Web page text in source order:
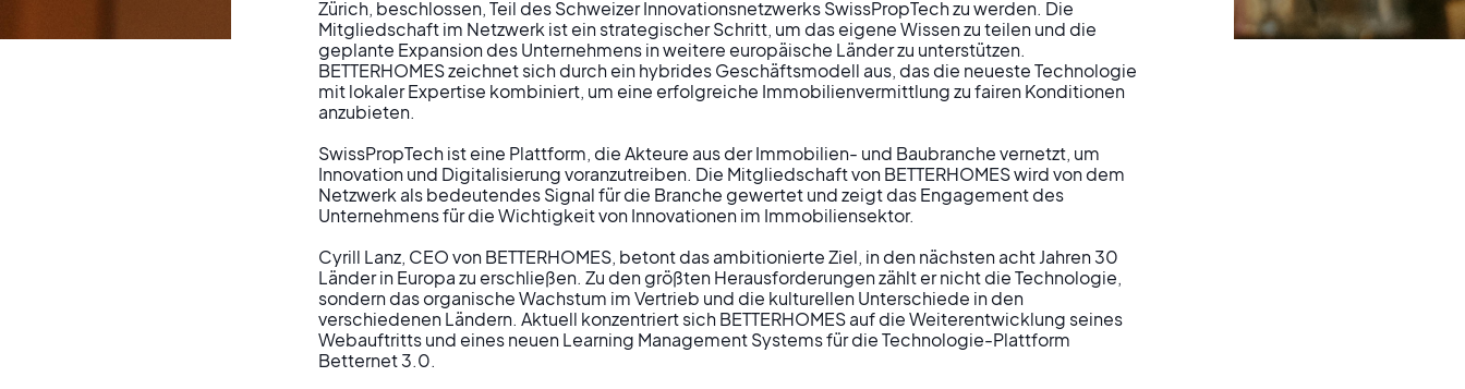
BETTERHOMES tritt SwissPropTech
bei für Innovation und Expansion in
Europa
Zürich, beschlossen, Teil des Schweizer Innovationsnetzwerks SwissPropTech zu werden. Die
Mitgliedschaft im Netzwerk ist ein strategischer Schritt, um das eigene Wissen zu teilen und die
geplante Expansion des Unternehmens in weitere europäische Länder zu unterstützen.
BETTERHOMES zeichnet sich durch ein hybrides Geschäftsmodell aus, das die neueste Technologie
mit lokaler Expertise kombiniert, um eine erfolgreiche Immobilienvermittlung zu fairen Konditionen
anzubieten.
SwissPropTech ist eine Plattform, die Akteure aus der Immobilien- und Baubranche vernetzt, um
Innovation und Digitalisierung voranzutreiben. Die Mitgliedschaft von BETTERHOMES wird von dem
Netzwerk als bedeutendes Signal für die Branche gewertet und zeigt das Engagement des
Unternehmens für die Wichtigkeit von Innovationen im Immobiliensektor.
Cyrill Lanz, CEO von BETTERHOMES, betont das ambitionierte Ziel, in den nächsten acht Jahren 30
Länder in Europa zu erschließen. Zu den größten Herausforderungen zählt er nicht die Technologie,
sondern das organische Wachstum im Vertrieb und die kulturellen Unterschiede in den
verschiedenen Ländern. Aktuell konzentriert sich BETTERHOMES auf die Weiterentwicklung seines
Webauftritts und eines neuen Learning Management Systems für die Technologie-Plattform
Betternet 3.0.